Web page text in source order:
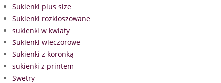
Sukienki plus size
Sukienki rozkloszowane
sukienki w kwiaty
Sukienki wieczorowe
Sukienki z koronką
sukienki z printem
Swetry